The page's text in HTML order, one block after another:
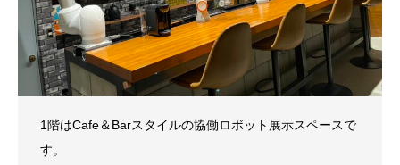
1階はCafe＆Barスタイルの協働ロボット展示スペースで
す。